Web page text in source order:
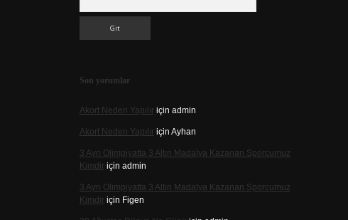
Son yorumlar
Akort Neden Yapılıriçin admin
Akort Neden Yapılıriçin Ayhan
3 Ayrı Olimpiyatta 3 Altın Madalya Kazanan Sporcumuz
Kimdiriçin admin
3 Ayrı Olimpiyatta 3 Altın Madalya Kazanan Sporcumuz
Kimdiriçin Figen